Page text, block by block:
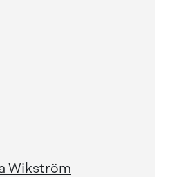
Wikström